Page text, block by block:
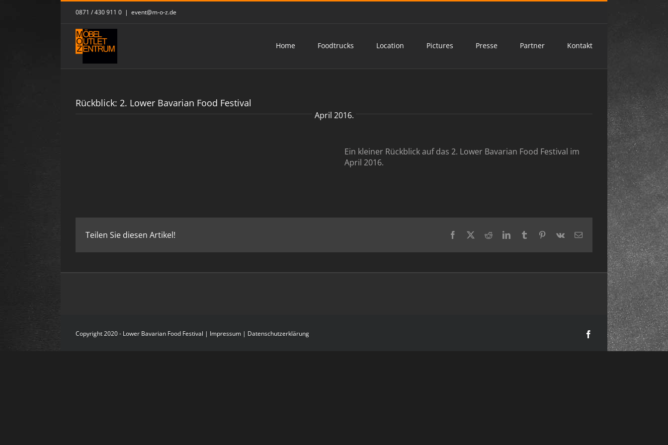
0871 / 430 911 0 | event@m-o-z.de
Home Foodtrucks Location Pictures Presse Partner Kontakt
Rückblick: 2. Lower Bavarian Food Festival
April 2016.
Ein kleiner Rückblick auf das 2. Lower Bavarian Food Festival im
April 2016.
Teilen Sie diesen Artikel! Facebook RedditLinkedInTumblr Pinterest
Vk Email
Copyright 2020 - Lower Bavarian Food Festival | Impressum | Datenschutzerklärung Facebook